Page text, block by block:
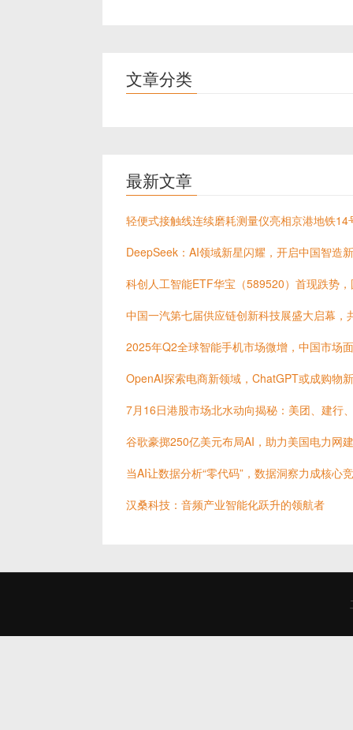
文章分类
最新文章
轻便式接触线连续磨耗测量仪亮相京港地铁14
DeepSeek：AI领域新星闪耀，开启中国智造
科创人工智能ETF华宝（589520）首现跌势
中国一汽第七届供应链创新科技展盛大启幕，
2025年Q2全球智能手机市场微增，中国市场
OpenAI探索电商新领域，ChatGPT或成购物
7月16日港股市场北水动向揭秘：美团、建行
谷歌豪掷250亿美元布局AI，助力美国电力网
当AI让数据分析“零代码”，数据洞察力成核心
汉桑科技：音频产业智能化跃升的领航者